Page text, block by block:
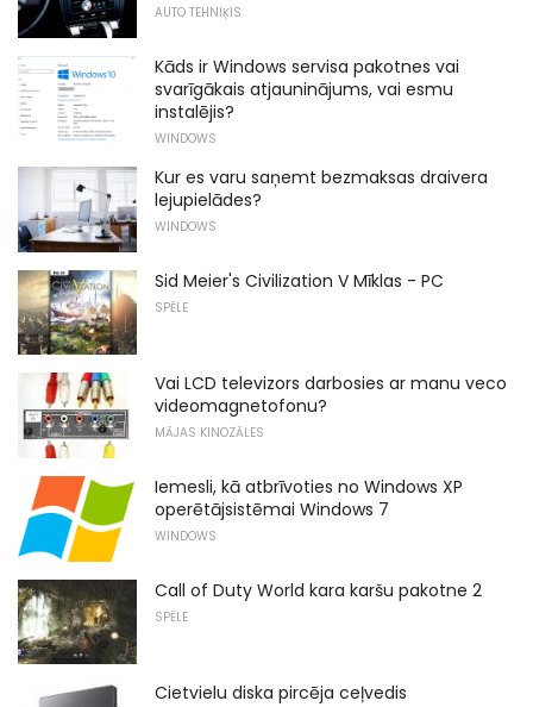
AUTO TEHNIĶIS
Kāds ir Windows servisa pakotnes vai
svarīgākais atjauninājums, vai esmu
instalējis?
WINDOWS
Kur es varu saņemt bezmaksas draivera
lejupielādes?
WINDOWS
Sid Meier's Civilization V Mīklas - PC
SPĒLE
Vai LCD televizors darbosies ar manu veco
videomagnetofonu?
MĀJAS KINOZĀLES
Iemesli, kā atbrīvoties no Windows XP
operētājsistēmai Windows 7
WINDOWS
Call of Duty World kara karšu pakotne 2
SPĒLE
Cietvielu diska pircēja ceļvedis